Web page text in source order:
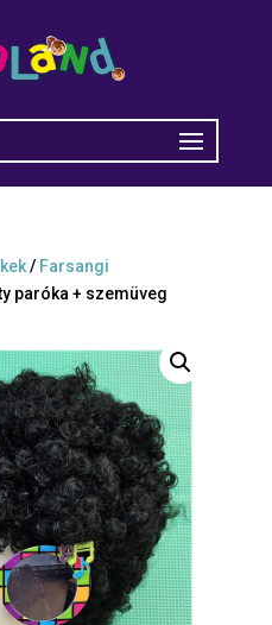
/ Farsangi
paróka + szemüveg